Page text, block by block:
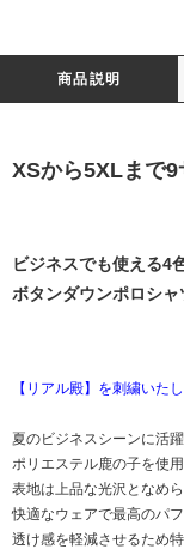
商品説明
XSから5XLまで9
ビジネスでも使える4
ボタンダウンポロシャ
【リアル殿】を刺繍いたし
夏のビジネスシーンに活
ポリエステル鹿の子を使
表地は上品な光沢となめ
快適なウェアで最高のパ
透け感を軽減させるため特